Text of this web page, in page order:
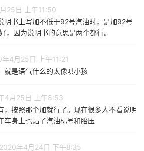
25日 上午11:50
明书上写加不低于92号汽油时，是加92号
，因为说明书的意思是两个都行。
年4月25日 上午11:21
就是语气什么的太像哄小孩
4月25日 上午8:53
，按照那个加就行了。现在很多人不看说明
车身上也贴了汽油标号和胎压
2020年4月24日 下午8:35